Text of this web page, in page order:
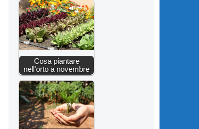
Cosa piantare
nell'orto a novembre